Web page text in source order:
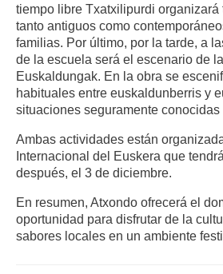
tiempo libre Txatxilipurdi organizará
tanto antiguos como
familias. Por último, por la tarde, a
de la escuela será el escenario de
Euskaldungak. En la obra se
habituales entre euskaldunberris y
situaciones seguramente conocidas
Ambas actividades están
Internacional del Euskera que
después, el 3 de diciembre.
En resumen, Atxondo ofrecerá el
oportunidad para disfrutar de la
sabores locales en un ambiente